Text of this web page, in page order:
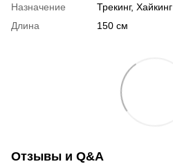
Назначение
Трекинг, Хайкинг
Длина
150 см
Отзывы и Q&A